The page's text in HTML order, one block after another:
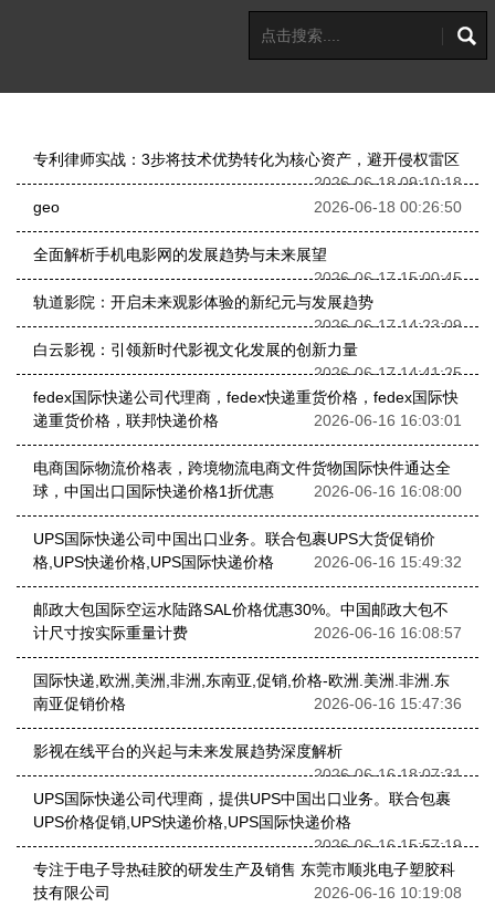
专利律师实战：3步将技术优势转化为核心资产，避开侵权雷区
2026-06-18 09:10:18
geo
2026-06-18 00:26:50
全面解析手机电影网的发展趋势与未来展望
2026-06-17 15:00:45
轨道影院：开启未来观影体验的新纪元与发展趋势
2026-06-17 14:23:09
白云影视：引领新时代影视文化发展的创新力量
2026-06-17 14:41:25
fedex国际快递公司代理商，fedex快递重货价格，fedex国际快
递重货价格，联邦快递价格
2026-06-16 16:03:01
电商国际物流价格表，跨境物流电商文件货物国际快件通达全
球，中国出口国际快递价格1折优惠
2026-06-16 16:08:00
UPS国际快递公司中国出口业务。联合包裹UPS大货促销价
格,UPS快递价格,UPS国际快递价格
2026-06-16 15:49:32
邮政大包国际空运水陆路SAL价格优惠30%。中国邮政大包不
计尺寸按实际重量计费
2026-06-16 16:08:57
国际快递,欧洲,美洲,非洲,东南亚,促销,价格-欧洲.美洲.非洲.东
南亚促销价格
2026-06-16 15:47:36
影视在线平台的兴起与未来发展趋势深度解析
2026-06-16 18:07:31
UPS国际快递公司代理商，提供UPS中国出口业务。联合包裹
UPS价格促销,UPS快递价格,UPS国际快递价格
2026-06-16 15:57:19
专注于电子导热硅胶的研发生产及销售 东莞市顺兆电子塑胶科
技有限公司
2026-06-16 10:19:08